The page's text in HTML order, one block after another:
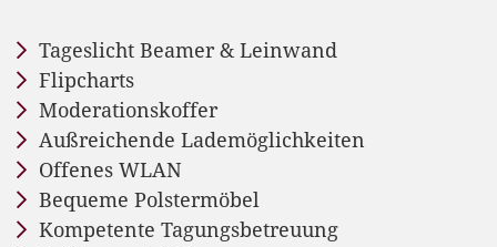
Tageslicht Beamer & Leinwand
Flipcharts
Moderationskoffer
Außreichende Lademöglichkeiten
Offenes WLAN
Bequeme Polstermöbel
Kompetente Tagungsbetreuung